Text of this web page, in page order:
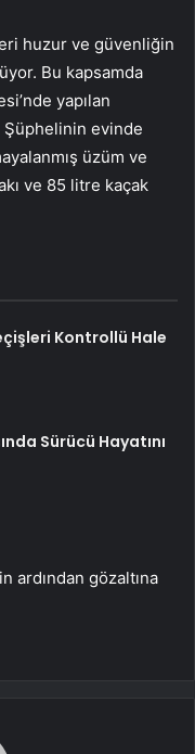
huzur ve güvenliğin
Bu kapsamda
yapılan
Şüphelinin evinde
üzüm ve
ve 85 litre kaçak
Kontrollü Hale
Sürücü Hayatını
ardından gözaltına